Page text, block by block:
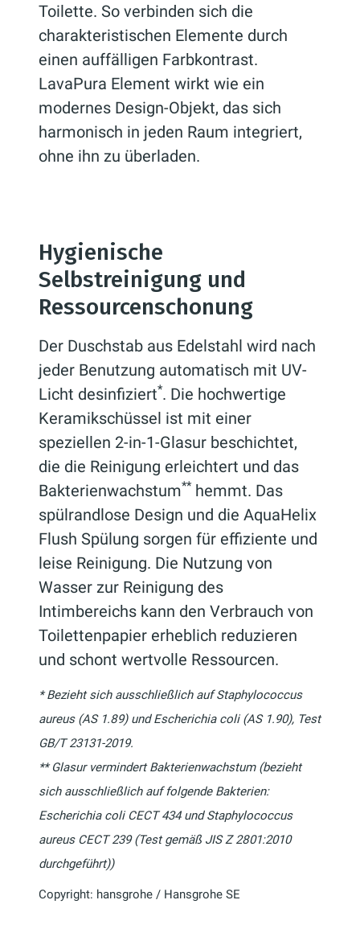
Toilette. So verbinden sich die
charakteristischen Elemente durch
einen auffälligen Farbkontrast.
LavaPura Element wirkt wie ein
modernes Design-Objekt, das sich
harmonisch in jeden Raum integriert,
ohne ihn zu überladen.
Hygienische
Selbstreinigung und
Ressourcenschonung
Der Duschstab aus Edelstahl wird nach
jeder Benutzung automatisch mit UV-
Licht desinfiziert*. Die hochwertige
Keramikschüssel ist mit einer
speziellen 2-in-1-Glasur beschichtet,
die die Reinigung erleichtert und das
Bakterienwachstum** hemmt. Das
spülrandlose Design und die AquaHelix
Flush Spülung sorgen für effiziente und
leise Reinigung. Die Nutzung von
Wasser zur Reinigung des
Intimbereichs kann den Verbrauch von
Toilettenpapier erheblich reduzieren
und schont wertvolle Ressourcen.
* Bezieht sich ausschließlich auf Staphylococcus
aureus (AS 1.89) und Escherichia coli (AS 1.90), Test
GB/T 23131-2019.
** Glasur vermindert Bakterienwachstum (bezieht
sich ausschließlich auf folgende Bakterien:
Escherichia coli CECT 434 und Staphylococcus
aureus CECT 239 (Test gemäß JIS Z 2801:2010
durchgeführt))
Copyright: hansgrohe / Hansgrohe SE